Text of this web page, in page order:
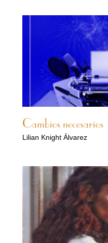
Cambios necesarios
Lilian Knight Álvarez